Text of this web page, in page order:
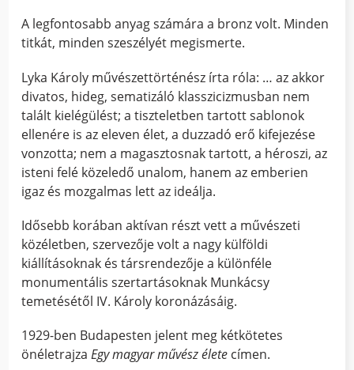
A legfontosabb anyag számára a bronz volt. Minden
titkát, minden szeszélyét megismerte.
Lyka Károly művészettörténész írta róla: … az akkor
divatos, hideg, sematizáló klasszicizmusban nem
talált kielégülést; a tiszteletben tartott sablonok
ellenére is az eleven élet, a duzzadó erő kifejezése
vonzotta; nem a magasztosnak tartott, a héroszi, az
isteni felé közeledő unalom, hanem az emberien
igaz és mozgalmas lett az ideálja.
Idősebb korában aktívan részt vett a művészeti
közéletben, szervezője volt a nagy külföldi
kiállításoknak és társrendezője a különféle
monumentális szertartásoknak Munkácsy
temetésétől IV. Károly koronázásáig.
1929-ben Budapesten jelent meg kétkötetes
önéletrajzaEgy magyar művész élete címen.